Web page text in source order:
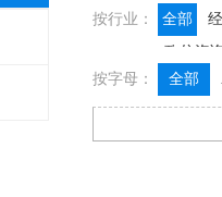
按行业： 全部
政信咨
按字母：
全部